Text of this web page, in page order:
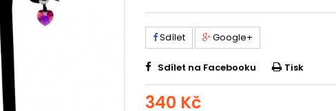
Sdílet Google+
Sdílet na Facebooku Tisk
340 Kč